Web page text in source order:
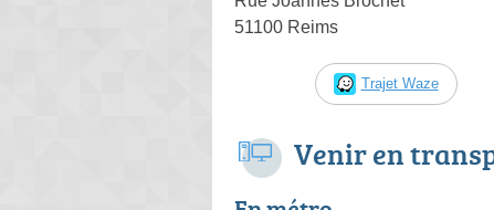
51100 Reims
Trajet Waze
Venir en